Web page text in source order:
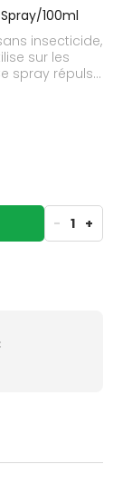
Spray/100ml
insecticide,
sur les
spray répulsif
les
Doux, il
d'une
lavandin
pures et
répulsives,
Il
pour un
piqûre, il
- 1 +